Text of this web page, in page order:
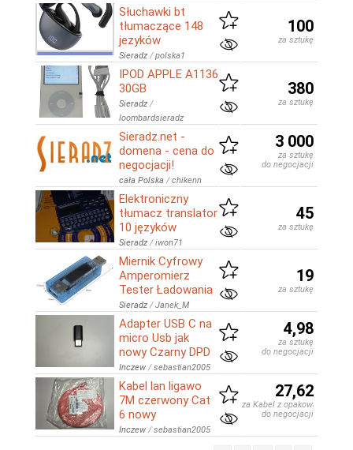
Słuchawki bt
tłumaczące 148
jezyków
Sieradz /polska1
100
za sztukę
IPOD APPLE A1136
30GB
Sieradz /
loombardsieradz
380
za sztukę
Sieradz.net -
domena - cena do
negocjacji!
cała Polska /chikenn
3 000
za sztukę
do negocjacji
Elektroniczny
tłumacz translator
10 języków
Sieradz /iwon71
45
za sztukę
Miernik Cyfrowy
Amperomierz
Tester Ładowania
Sieradz /Janek_M
19
za sztukę
Adapter USB C na
micro Usb jak
nowy Czarny DPD
Inczew /sebastian2005
4,98
za sztukę
do negocjacji
Kabel lan ligawo
7M czerwony Cat
6 nowy
Inczew /sebastian2005
27,62
za Kabel z opakowaniem
do negocjacji